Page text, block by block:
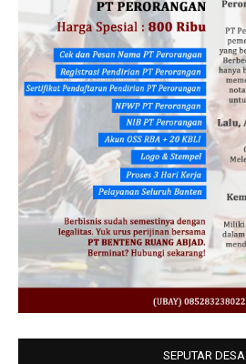
SEPUTAR DESA